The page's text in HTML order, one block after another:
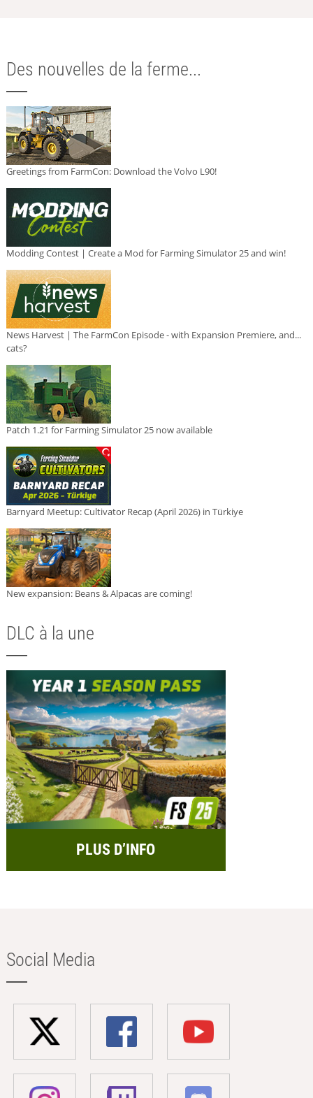
Des nouvelles de la ferme...
Greetings from FarmCon: Download the Volvo L90!
Modding Contest | Create a Mod for Farming Simulator 25 and win!
News Harvest | The FarmCon Episode - with Expansion Premiere, and...
cats?
Patch 1.21 for Farming Simulator 25 now available
Barnyard Meetup: Cultivator Recap (April 2026) in Türkiye
New expansion: Beans & Alpacas are coming!
DLC à la une
PLUS D’INFO
Social Media